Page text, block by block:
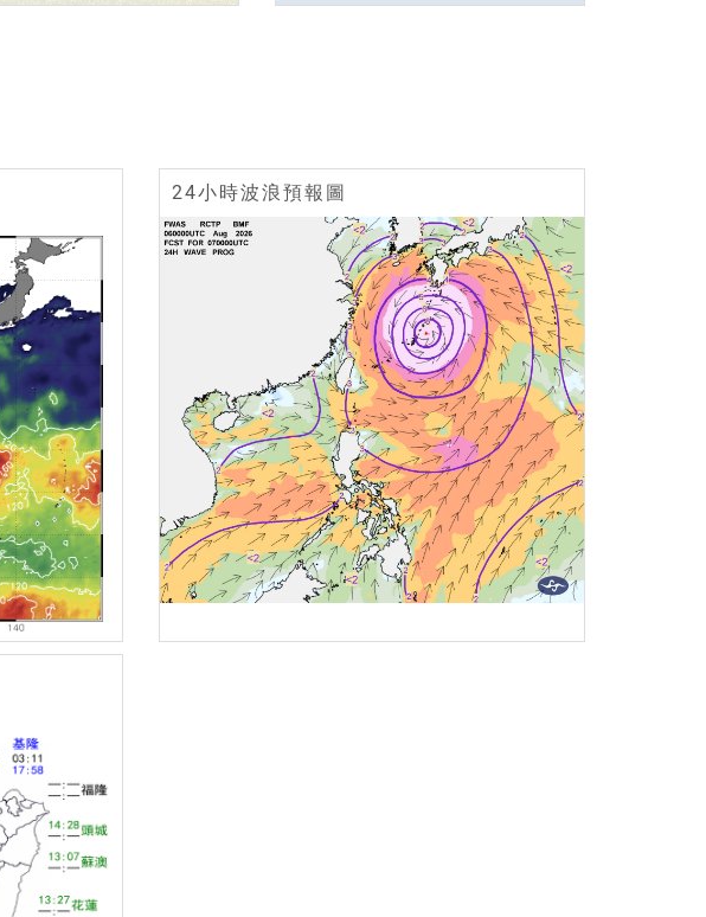
24小時波浪預報圖